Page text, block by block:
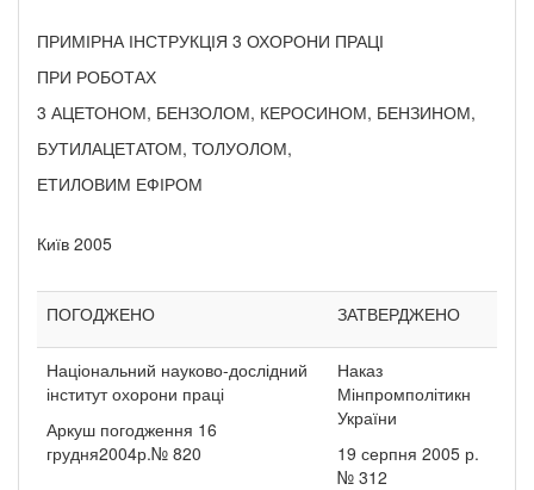
ПРИМІРНА ІНСТРУКЦІЯ 3 ОХОРОНИ ПРАЦІ
ПРИ РОБОТАХ
3 АЦЕТОНОМ, БЕНЗОЛОМ, КЕРОСИНОМ, БЕНЗИНОМ,
БУТИЛАЦЕТАТОМ, ТОЛУОЛОМ,
ЕТИЛОВИМ ЕФІРОМ
Київ 2005
ПОГОДЖЕНО ЗАТВЕРДЖЕНО
Національний науково-дослідний
інститут охорони праці
Аркуш погодження 16
грудня2004р.№ 820
Наказ
Мінпромполітикн
України
19 серпня 2005 р.
№ 312